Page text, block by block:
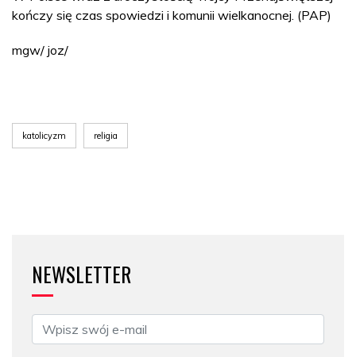
kończy się czas spowiedzi i komunii wielkanocnej. (PAP)
mgw/ joz/
katolicyzm religia
NEWSLETTER